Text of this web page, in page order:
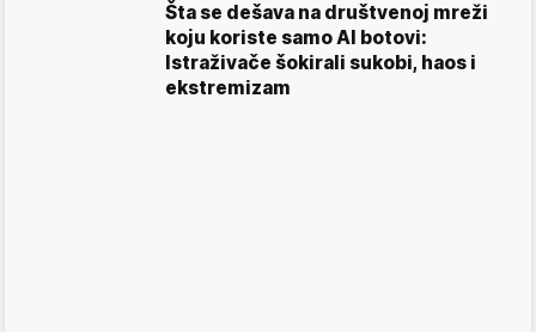
Šta se dešava na društvenoj mreži
koju koriste samo AI botovi:
Istraživače šokirali sukobi, haos i
ekstremizam